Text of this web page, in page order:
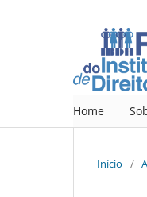
Home
Início /